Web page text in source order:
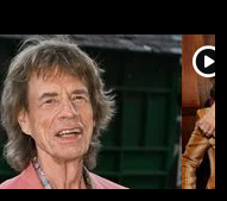
player2